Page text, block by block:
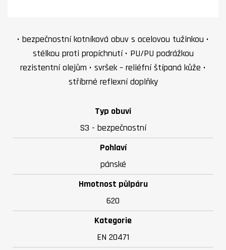
• bezpečnostní kotníková obuv s ocelovou tužinkou •
stélkou proti propíchnutí • PU/PU podrážkou
rezistentní olejům • svršek – reliéfní štípaná kůže •
stříbrné reflexní doplňky
Typ obuvi
S3 - bezpečnostní
Pohlaví
pánské
Hmotnost půlpáru
620
Kategorie
EN 20471